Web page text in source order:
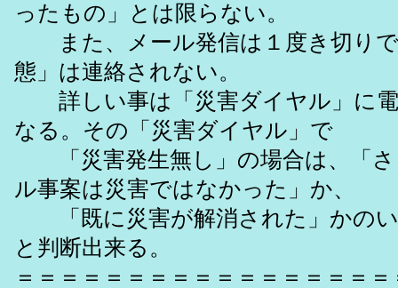
ったもの」とは限らない。
また、メール発信は１度き切りで
態」は連絡されない。
詳しい事は「災害ダイヤル」に電
なる。その「災害ダイヤル」で
「災害発生無し」の場合は、「さ
ル事案は災害ではなかった」か、
「既に災害が解消された」かの
と判断出来る。
＝＝＝＝＝＝＝＝＝＝＝＝＝＝＝＝